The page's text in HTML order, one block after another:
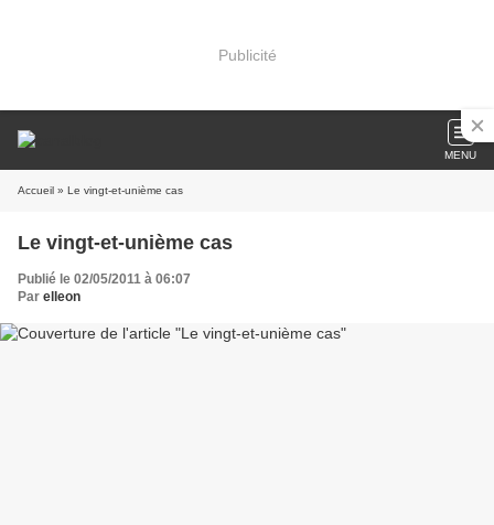
Publicité
MENU
Accueil » Le vingt-et-unième cas
Le vingt-et-unième cas
Publié le 02/05/2011 à 06:07
Par elleon